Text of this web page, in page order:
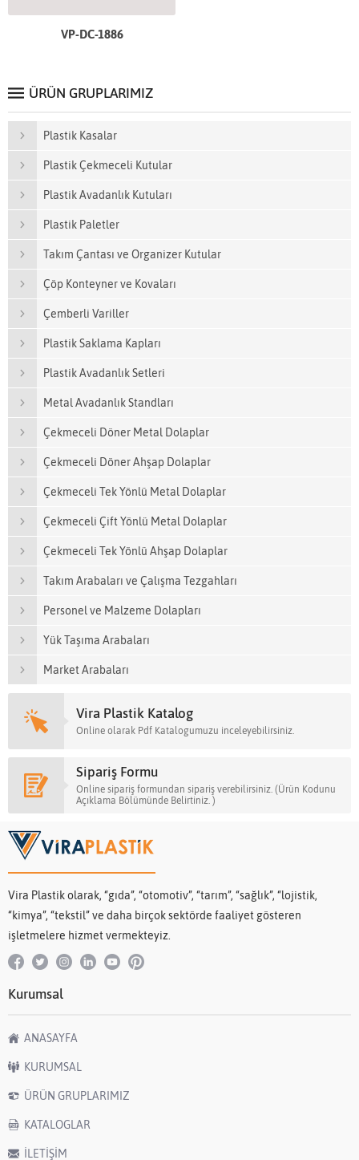
VP-DC-1886
ÜRÜN GRUPLARIMIZ
Plastik Kasalar
Plastik Çekmeceli Kutular
Plastik Avadanlık Kutuları
Plastik Paletler
Takım Çantası ve Organizer Kutular
Çöp Konteyner ve Kovaları
Çemberli Variller
Plastik Saklama Kapları
Plastik Avadanlık Setleri
Metal Avadanlık Standları
Çekmeceli Döner Metal Dolaplar
Çekmeceli Döner Ahşap Dolaplar
Çekmeceli Tek Yönlü Metal Dolaplar
Çekmeceli Çift Yönlü Metal Dolaplar
Çekmeceli Tek Yönlü Ahşap Dolaplar
Takım Arabaları ve Çalışma Tezgahları
Personel ve Malzeme Dolapları
Yük Taşıma Arabaları
Market Arabaları
Vira Plastik Katalog
Online olarak Pdf Katalogumuzu inceleyebilirsiniz.
Sipariş Formu
Online sipariş formundan sipariş verebilirsiniz. (Ürün Kodunu
Açıklama Bölümünde Belirtiniz. )
Vira Plastik olarak, “gıda”, “otomotiv”, “tarım”, “sağlık”, “lojistik,
“kimya”, “tekstil” ve daha birçok sektörde faaliyet gösteren
işletmelere hizmet vermekteyiz.
Kurumsal
ANASAYFA
KURUMSAL
ÜRÜN GRUPLARIMIZ
KATALOGLAR
İLETİŞİM